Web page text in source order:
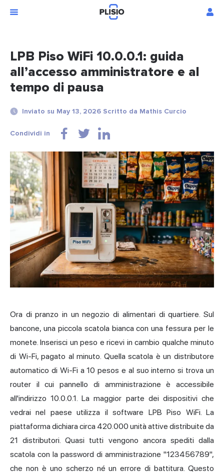
LPB Piso WiFi 10.0.0.1: guida
all’accesso amministratore e al
tempo di pausa
Inviato su May 13, 2026 Scritto da Mathis Curcio
Condividi in
Ora di pranzo in un negozio di alimentari di quartiere. Sul
bancone, una piccola scatola bianca con una fessura per le
monete. Inserisci un peso e ricevi in cambio qualche minuto
di Wi-Fi, pagato al minuto. Quella scatola è un distributore
automatico di Wi-Fi a 10 pesos e al suo interno si trova un
router il cui pannello di amministrazione è accessibile
all'indirizzo 10.0.0.1. La maggior parte dei dispositivi che
vedrai nel paese utilizza il software LPB Piso WiFi. La
piattaforma dichiara circa 420.000 unità attive distribuite da
21 distributori. Quasi tutti vengono ancora spediti dalla
scatola con la password di amministrazione "123456789",
che non è uno scherzo né un errore di battitura. Questo